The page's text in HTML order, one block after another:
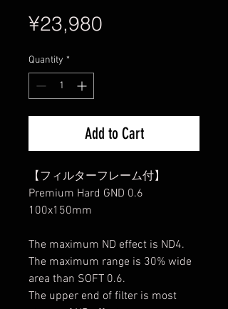
¥23,980
Quantity *
Add to Cart
【フィルターフレーム付】
Premium Hard GND 0.6
100x150mm
The maximum ND effect is ND4.
The maximum range is 30% wide
area than SOFT 0.6.
The upper end of filter is most